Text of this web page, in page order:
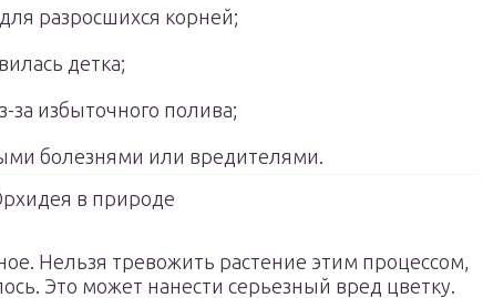
разросшихся корней;
детка;
за избыточного полива;
болезнями или вредителями.
в природе
Нельзя тревожить растение этим процессом,
Это может нанести серьезный вред цветку.